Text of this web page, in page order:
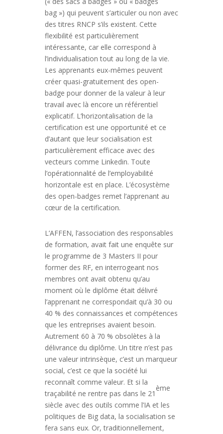
bag ») qui peuvent s’articuler ou non avec
des titres RNCP s’ils existent. Cette
flexibilité est particulièrement
intéressante, car elle correspond à
l’individualisation tout au long de la vie.
Les apprenants eux-mêmes peuvent
créer quasi-gratuitement des open-
badge pour donner de la valeur à leur
travail avec là encore un référentiel
explicatif. L’horizontalisation de la
certification est une opportunité et ce
d’autant que leur socialisation est
particulièrement efficace avec des
vecteurs comme Linkedin. Toute
l’opérationnalité de l’employabilité
horizontale est en place. L’écosystème
des open-badges remet l’apprenant au
cœur de la certification.
L’AFFEN, l’association des responsables
de formation, avait fait une enquête sur
le programme de 3 Masters II pour
former des RF, en interrogeant nos
membres ont avait obtenu qu’au
moment où le diplôme était délivré
l’apprenant ne correspondait qu’à 30 ou
40 % des connaissances et compétences
que les entreprises avaient besoin.
Autrement 60 à 70 % obsolètes à la
délivrance du diplôme. Un titre n’est pas
une valeur intrinsèque, c’est un marqueur
social, c’est ce que la société lui
reconnaît comme valeur. Et si la
traçabilité ne rentre pas dans le 21
ème
siècle avec des outils comme l’IA et les
politiques de Big data, la socialisation se
fera sans eux. Or, traditionnellement,